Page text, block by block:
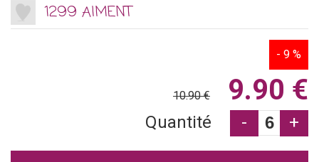
1299 AIMENT
- 9 %
10.90 € 9.90 €
Quantité - +